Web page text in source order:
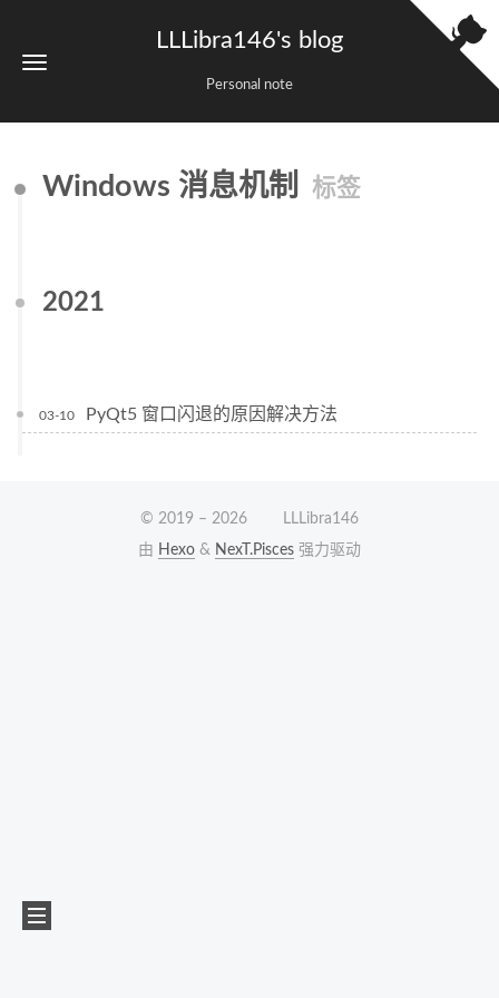
LLLibra146's blog
Personal note
Windows 消息机制 标签
2021
03-10 PyQt5 窗口闪退的原因解决方法
© 2019 –2026
LLLibra146
由 Hexo & NexT.Pisces 强力驱动